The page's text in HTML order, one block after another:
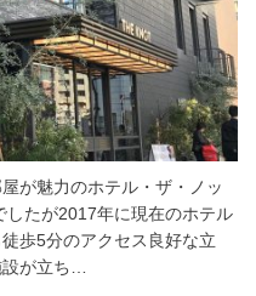
が魅力のホテル・ザ・ノッ
したが2017年に現在のホテル
歩5分のアクセス良好な立
が立ち…